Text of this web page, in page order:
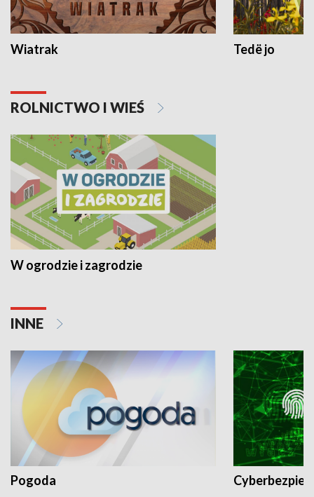
Wiatrak Tedë jo
ROLNICTWO I WIEŚ
W ogrodzie i zagrodzie
INNE
Pogoda